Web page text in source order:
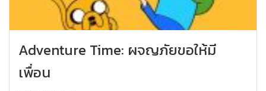
Adventure Time: ผจญภัยขอให้มี
เพื่อน